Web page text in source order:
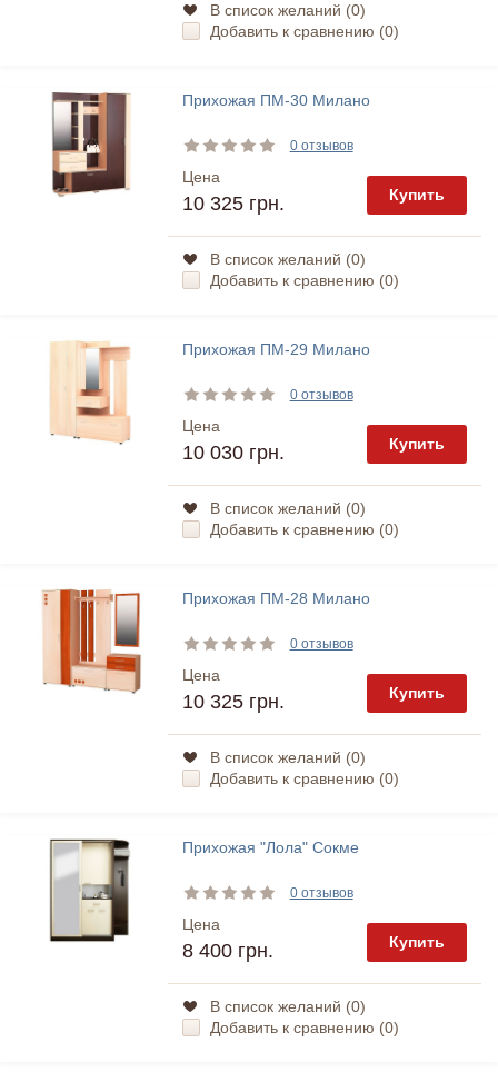
В список желаний (0)
Добавить к сравнению (0)
Прихожая ПМ-30 Милано
0 отзывов
Цена
10 325 грн. Купить
В список желаний (0)
Добавить к сравнению (0)
Прихожая ПМ-29 Милано
0 отзывов
Цена
10 030 грн. Купить
В список желаний (0)
Добавить к сравнению (0)
Прихожая ПМ-28 Милано
0 отзывов
Цена
10 325 грн. Купить
В список желаний (0)
Добавить к сравнению (0)
Прихожая "Лола" Сокме
0 отзывов
Цена
8 400 грн. Купить
В список желаний (0)
Добавить к сравнению (0)